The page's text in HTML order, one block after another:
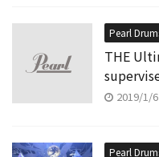
Pearl
THE
2019/1/6
Pearl